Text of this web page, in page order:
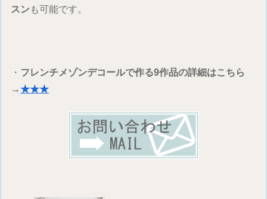
スン も可能です。
・ フレンチメゾンデコールで作る9作品の詳細はこちら
→★★★